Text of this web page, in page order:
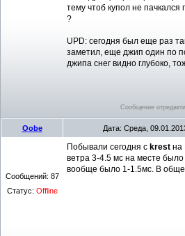
тему чтоб купол не
?
UPD: сегодня был еще раз
заметил, еще джип один по
джипа снег видно глубоко,
Сообщение
Oobe Дата: Среда,
Сообщений: 87
Статус: Offline
Побывали сегодня с krest на
ветра 3-4.5 мс на месте
вообще было 1-1.5мс. В